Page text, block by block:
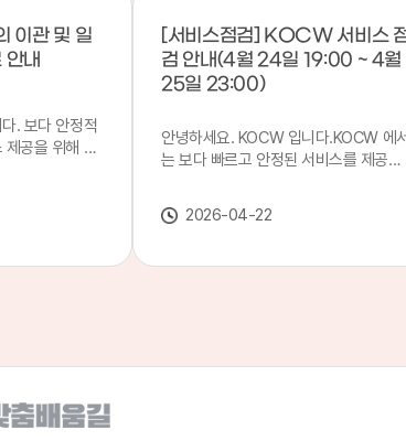
이관 및 일
안내
. 보다 안정적
제공을 위해 강
용에 참고하
으로 인해 일부
의 목록은 아래
습니다. → 서비
[서비스점검] KOCW 서비스
검 안내(4월 24일 19:00 ~ 4월
25일 23:00)
안녕하세요. KOCW 입니다.KOCW 에서
는 보다 빠르고 안정된 서비스를 제공하
합니다.※ 서비스 점검 작업 일시 : 4월
24일(금) 19:00 ~ 4월 25일(토) 23:00
안 일시중지될 예정이오니, 이 점 양해하
2026-04-22